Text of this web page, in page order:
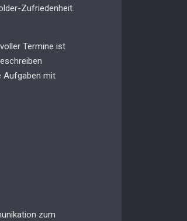
Zufriedenheit.
Termine ist
Aufgaben mit
zum